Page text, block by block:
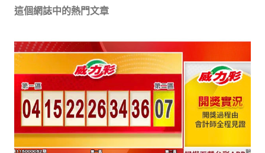
這個網誌中的熱門文章